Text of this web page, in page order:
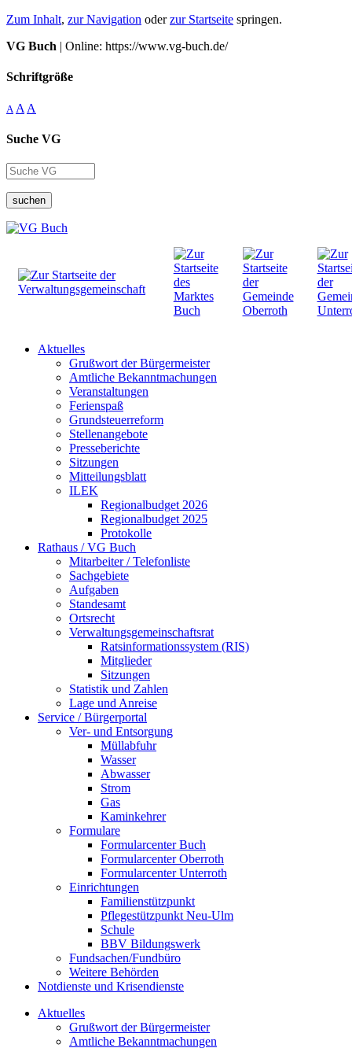
Zum Inhalt, zur Navigation oderzur Startseite springen.
VG Buch | Online: https://www.vg-buch.de/
Schriftgröße
A A A
Suche VG
suchen
Aktuelles
Grußwort der Bürgermeister
Amtliche Bekanntmachungen
Veranstaltungen
Ferienspaß
Grundsteuerreform
Stellenangebote
Presseberichte
Sitzungen
Mitteilungsblatt
ILEK
Regionalbudget 2026
Regionalbudget 2025
Protokolle
Rathaus / VG Buch
Mitarbeiter / Telefonliste
Sachgebiete
Aufgaben
Standesamt
Ortsrecht
Verwaltungsgemeinschaftsrat
Ratsinformationssystem (RIS)
Mitglieder
Sitzungen
Statistik und Zahlen
Lage und Anreise
Service / Bürgerportal
Ver- und Entsorgung
Müllabfuhr
Wasser
Abwasser
Strom
Gas
Kaminkehrer
Formulare
Formularcenter Buch
Formularcenter Oberroth
Formularcenter Unterroth
Einrichtungen
Familienstützpunkt
Pflegestützpunkt Neu-Ulm
Schule
BBV Bildungswerk
Fundsachen/Fundbüro
Weitere Behörden
Notdienste und Krisendienste
Aktuelles
Grußwort der Bürgermeister
Amtliche Bekanntmachungen